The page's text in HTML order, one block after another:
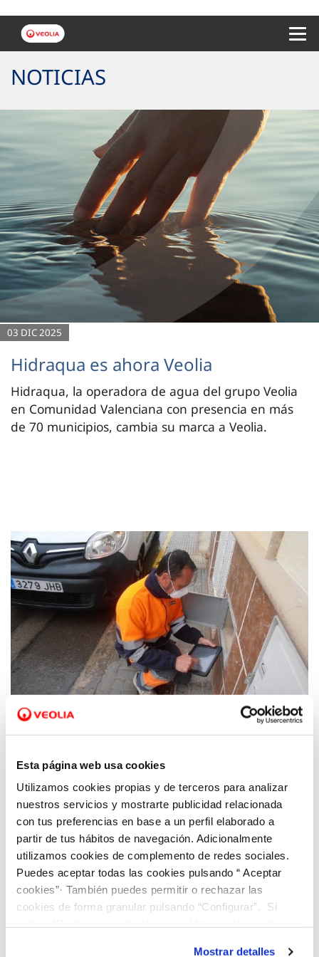
Esta página web usa cookies
Utilizamos cookies propias y de terceros para analizar
nuestros servicios y mostrarte publicidad relacionada
con tus preferencias en base a un perfil elaborado a
partir de tus hábitos de navegación. Adicionalmente
utilizamos cookies de complemento de redes sociales.
Puedes aceptar todas las cookies pulsando “ Aceptar
cookies”· También puedes permitir o rechazar las
cookies de forma granular pulsando “Configurar”. Si
Mostrar detalles
NOTICIAS
03 DIC 2025
Hidraqua es ahora Veolia
Hidraqua, la operadora de agua del grupo Veolia
en Comunidad Valenciana con presencia en más
de 70 municipios, cambia su marca a Veolia.
26 ABR 2021
Hidraqua para reducir las pérdidas de agua
en la red a través de la gestión inteligente
de la demanda